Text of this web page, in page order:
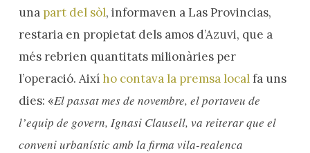
una part del sòl, informaven a Las Provincias,
restaria en propietat dels amos d’Azuvi, que a
més rebrien quantitats milionàries per
l’operació. Aixího contava la premsa localfa uns
dies: «El passat mes de novembre, el portaveu de
l’equip de govern, Ignasi Clausell, va reiterar que el
conveni urbanístic amb la firma vila-realenca